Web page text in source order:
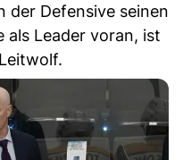
der Defensive seinen
als Leader voran, ist